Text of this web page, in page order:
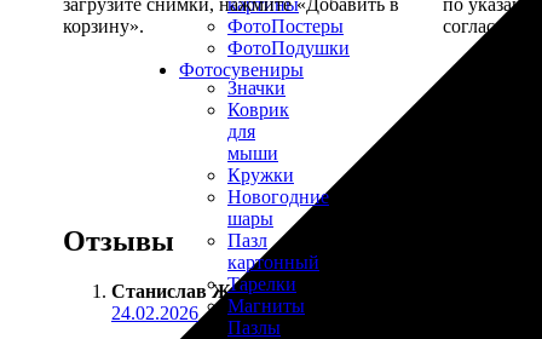
картины
ФотоПостеры
ФотоПодушки
Фотоcувениры
Значки
Коврик
для
мыши
Кружки
Новогодние
шары
Пазл
картонный
Тарелки
Магниты
Пазлы
корзину».
Отзывы
Станислав Ж. :
24.02.2026